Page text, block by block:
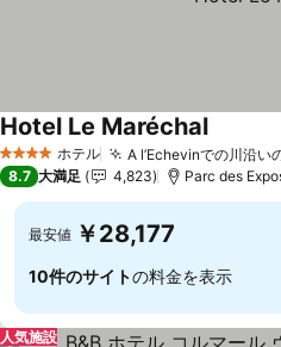
4 ホテルのランク
ホテル A l’Echevinでの川沿い
Hotel Le Maréchal
8.7 大満足 4,823 Parc des
最安値 ￥28,177
10件のサイトの料金を表示
人気施設